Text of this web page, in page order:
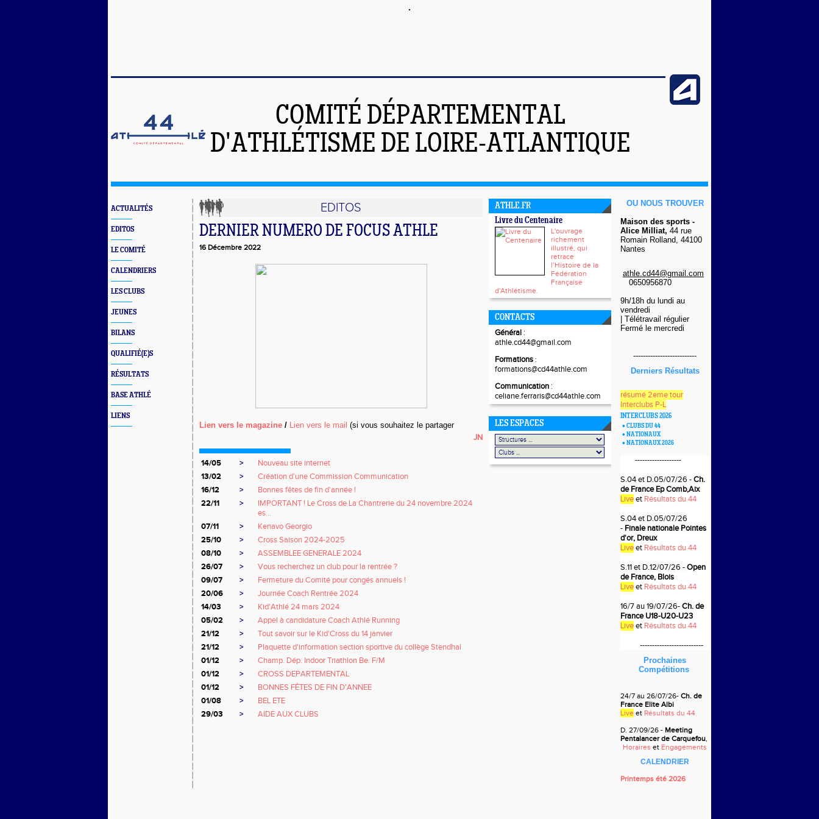
COMITÉ DÉPARTEMENTAL
D'ATHLÉTISME DE LOIRE-ATLANTIQUE
ACTUALITÉS
EDITOS
LE COMITÉ
CALENDRIERS
LES CLUBS
JEUNES
BILANS
QUALIFIÉ(E)S
RÉSULTATS
BASE ATHLÉ
LIENS
EDITOS
DERNIER NUMERO DE FOCUS ATHLE
16 Décembre 2022
Lien vers le magazine / Lien vers le mail (si vous souhaitez le partager
JN
14/05 >
Nouveau site internet
13/02
>
Création d'une Commission Communication
16/12
>
Bonnes fêtes de fin d'année !
22/11
>
IMPORTANT ! Le Cross de La Chantrerie du 24 novembre 2024
es...
07/11
>
Kenavo Georgio
25/10
>
Cross Saison 2024-2025
08/10
>
ASSEMBLEE GENERALE 2024
26/07
>
Vous recherchez un club pour la rentrée ?
09/07
>
Fermeture du Comité pour congés annuels !
20/06
>
Journée Coach Rentrée 2024
14/03
>
Kid'Athlé 24 mars 2024
05/02
>
Appel à candidature Coach Athlé Running
21/12
>
Tout savoir sur le Kid'Cross du 14 janvier
21/12
>
Plaquette d'information section sportive du collège Stendhal
01/12
>
Champ. Dép. Indoor Triathlon Be. F/M
01/12
>
CROSS DEPARTEMENTAL
01/12
>
BONNES FÊTES DE FIN D'ANNEE
01/08
>
BEL ETE
29/03
> AIDE AUX CLUBS
ATHLE.FR
Livre du Centenaire
L'ouvrage
richement
illustré, qui
retrace
l’Histoire de la
Fédération
Française
d'Athlétisme.
CONTACTS
Général :
athle.cd44@gmail.com
Formations :
formations@cd44athle.com
Communication :
celiane.ferraris@cd44athle.com
LES ESPACES
OU NOUS TROUVER
Maison des sports -
Alice Milliat, 44 rue
Romain Rolland, 44100
Nantes
athle.cd44@gmail.com
0650956870
9h/18h du lundi au
vendredi
| Télétravail régulier
Fermé le mercredi
--------------------------
Derniers Résultats
résumé 2eme tour
Interclubs P-L
INTERCLUBS 2026
•CLUBS DU 44
•NATIONAUX
•NATIONAUX 2026
-------------------
S.04 et D.05/07/26 -Ch.
de France Ep Comb,Aix
Liveet Résultats du 44
S.04 et D.05/07/26
- Finale nationale Pointes
d'or, Dreux
Liveet Résultats du 44
S.11 et D.12/07/26 -Open
de France, Blois
Liveet Résultats du 44
16/7 au 19/07/26-Ch. de
France U18-U20-U23
Liveet Résultats du 44
--------------------------
Prochaines
Compétitions
24/7 au 26/07/26- Ch. de
France Elite Albi
Live et Résultats du 44
D. 27/09/26 - Meeting
Pentalancer de Carquefou,
Horaires et Engagements
CALENDRIER
Printemps été 2026